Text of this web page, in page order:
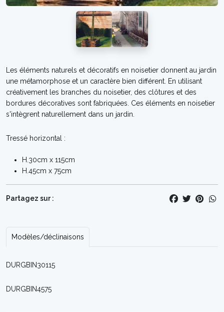
Les éléments naturels et décoratifs en noisetier donnent au jardin
une métamorphose et un caractère bien différent. En utilisant
créativement les branches du noisetier, des clôtures et des
bordures décoratives sont fabriquées. Ces éléments en noisetier
s'intègrent naturellement dans un jardin.
Tressé horizontal :
H.30cm x 115cm
H.45cm x 75cm
Partagez sur :
Modèles/déclinaisons
DURGBIN30115
DURGBIN4575